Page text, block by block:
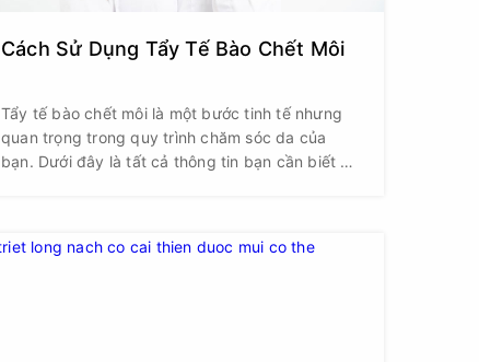
Cách Sử Dụng Tẩy Tế Bào Chết Môi
Tẩy tế bào chết môi là một bước tinh tế nhưng
quan trọng trong quy trình chăm sóc da của
bạn. Dưới đây là tất cả thông tin bạn cần biết về